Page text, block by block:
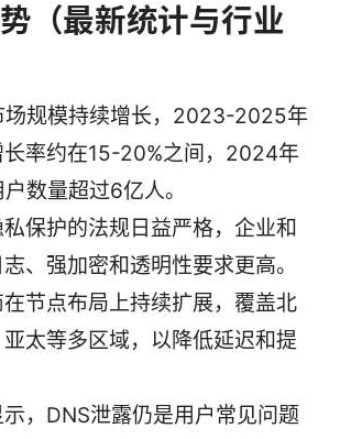
（最新统计与行业
场规模持续增长，2023-2025年
长率约在15-20%之间，2024年
数量超过6亿人。
保护的法规日益严格，企业和
、强加密和透明性要求更高。
节点布局上持续扩展，覆盖北
太等多区域，以降低延迟和提
，DNS泄露仍是用户常见问题